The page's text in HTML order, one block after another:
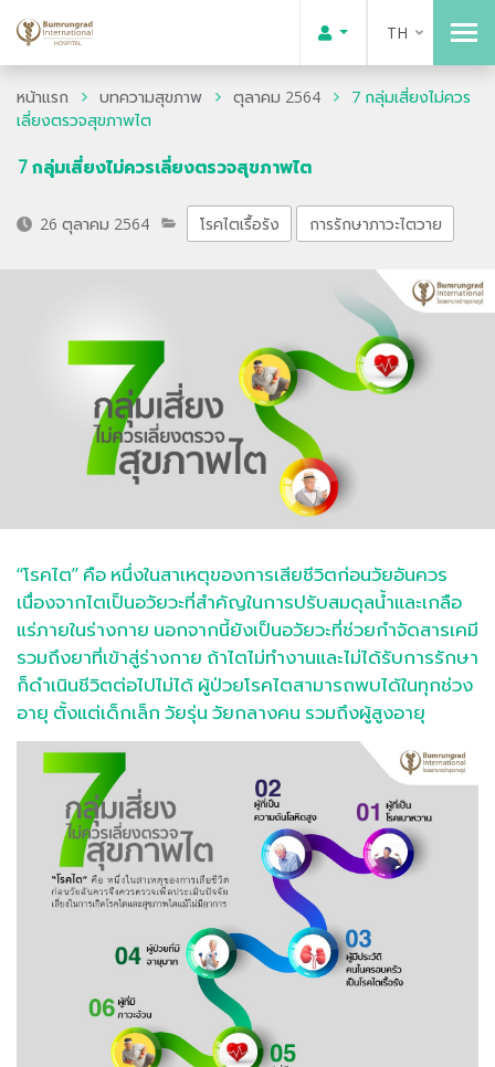
TH
หน้าแรก บทความสุขภาพ ตุลาคม 2564
7 กลุ่มเสี่ยงไม่ควร
เลี่ยงตรวจสุขภาพไต
7 กลุ่มเสี่ยงไม่ควรเลี่ยงตรวจสุขภาพไต
26 ตุลาคม 2564 โรคไตเรื้อรัง การรักษาภาวะไตวาย
“โรคไต” คือ หนึ่งในสาเหตุของการเสียชีวิตก่อนวัยอันควร
เนื่องจากไตเป็นอวัยวะที่สำคัญในการปรับสมดุลน้ำและเกลือ
แร่ภายในร่างกาย นอกจากนี้ยังเป็นอวัยวะที่ช่วยกำจัดสารเคมี
รวมถึงยาที่เข้าสู่ร่างกาย ถ้าไตไม่ทำงานและไม่ได้รับการรักษา
ก็ดำเนินชีวิตต่อไปไม่ได้ ผู้ป่วยโรคไตสามารถพบได้ในทุกช่วง
อายุ ตั้งแต่เด็กเล็ก วัยรุ่น วัยกลางคน รวมถึงผู้สูงอายุ